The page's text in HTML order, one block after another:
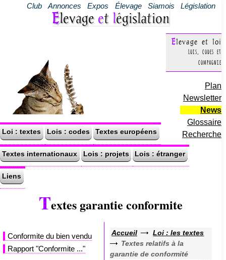
Club Annonces Expos Élevage Siamois Législation
Elevage et législation
Elevage et loi
Lois, codes et
compagnie
Plan
Newsletter
News
Glossaire
Recherche
Loi : textes Lois : codes Textes européens
Textes internationaux Lois : projets Lois : étranger
Liens
Textes garantie conformite
Conformite du bien vendu
Rapport "Conformite ..."
Accueil
Loi : les textes
Textes relatifs à la
garantie de conformité